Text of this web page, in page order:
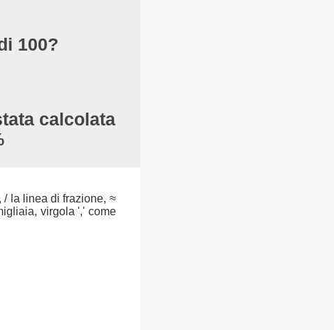
100?
calcolata
/ la linea di frazione, ≈
virgola ',' come